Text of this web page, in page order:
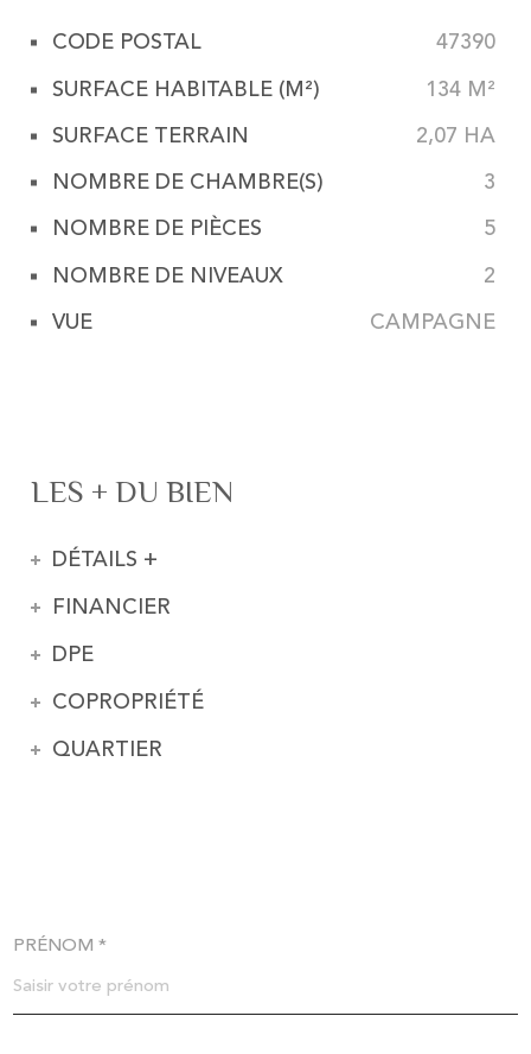
Caractérisque Valeurs
CODE POSTAL 47390
SURFACE HABITABLE (M²) 134 M²
SURFACE TERRAIN 2,07 HA
NOMBRE DE CHAMBRE(S) 3
NOMBRE DE PIÈCES 5
NOMBRE DE NIVEAUX 2
VUE CAMPAGNE
LES + DU BIEN
DÉTAILS +
FINANCIER
DPE
COPROPRIÉTÉ
QUARTIER
PRÉNOM *